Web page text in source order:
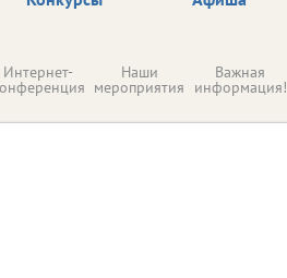
Интернет- Наши
мероприятия
Важная
информация!